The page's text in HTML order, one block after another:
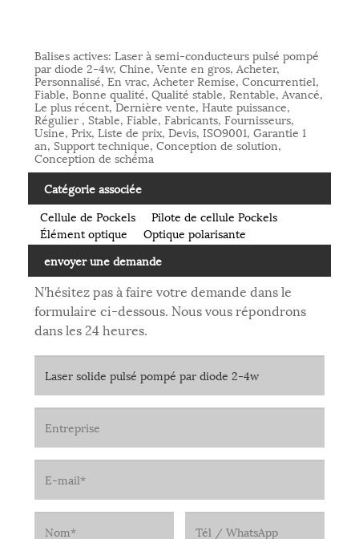
Balises actives: Laser à semi-conducteurs pulsé pompé
par diode 2-4w, Chine, Vente en gros, Acheter,
Personnalisé, En vrac, Acheter Remise, Concurrentiel,
Fiable, Bonne qualité, Qualité stable, Rentable, Avancé,
Le plus récent, Dernière vente, Haute puissance,
Régulier , Stable, Fiable, Fabricants, Fournisseurs,
Usine, Prix, Liste de prix, Devis, ISO9001, Garantie 1
an, Support technique, Conception de solution,
Conception de schéma
Catégorie associée
Cellule de Pockels
Pilote de cellule Pockels
Élément optique
Optique polarisante
envoyer une demande
N'hésitez pas à faire votre demande dans le
formulaire ci-dessous. Nous vous répondrons
dans les 24 heures.